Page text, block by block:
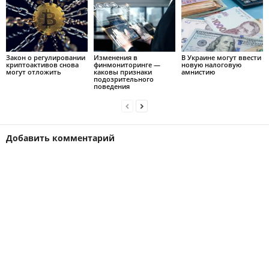
Закон о регулировании
криптоактивов снова
могут отложить
Изменения в
финмониторинге —
каковы признаки
подозрительного
поведения
В Украине могут ввести
новую налоговую
амнистию
Добавить комментарий